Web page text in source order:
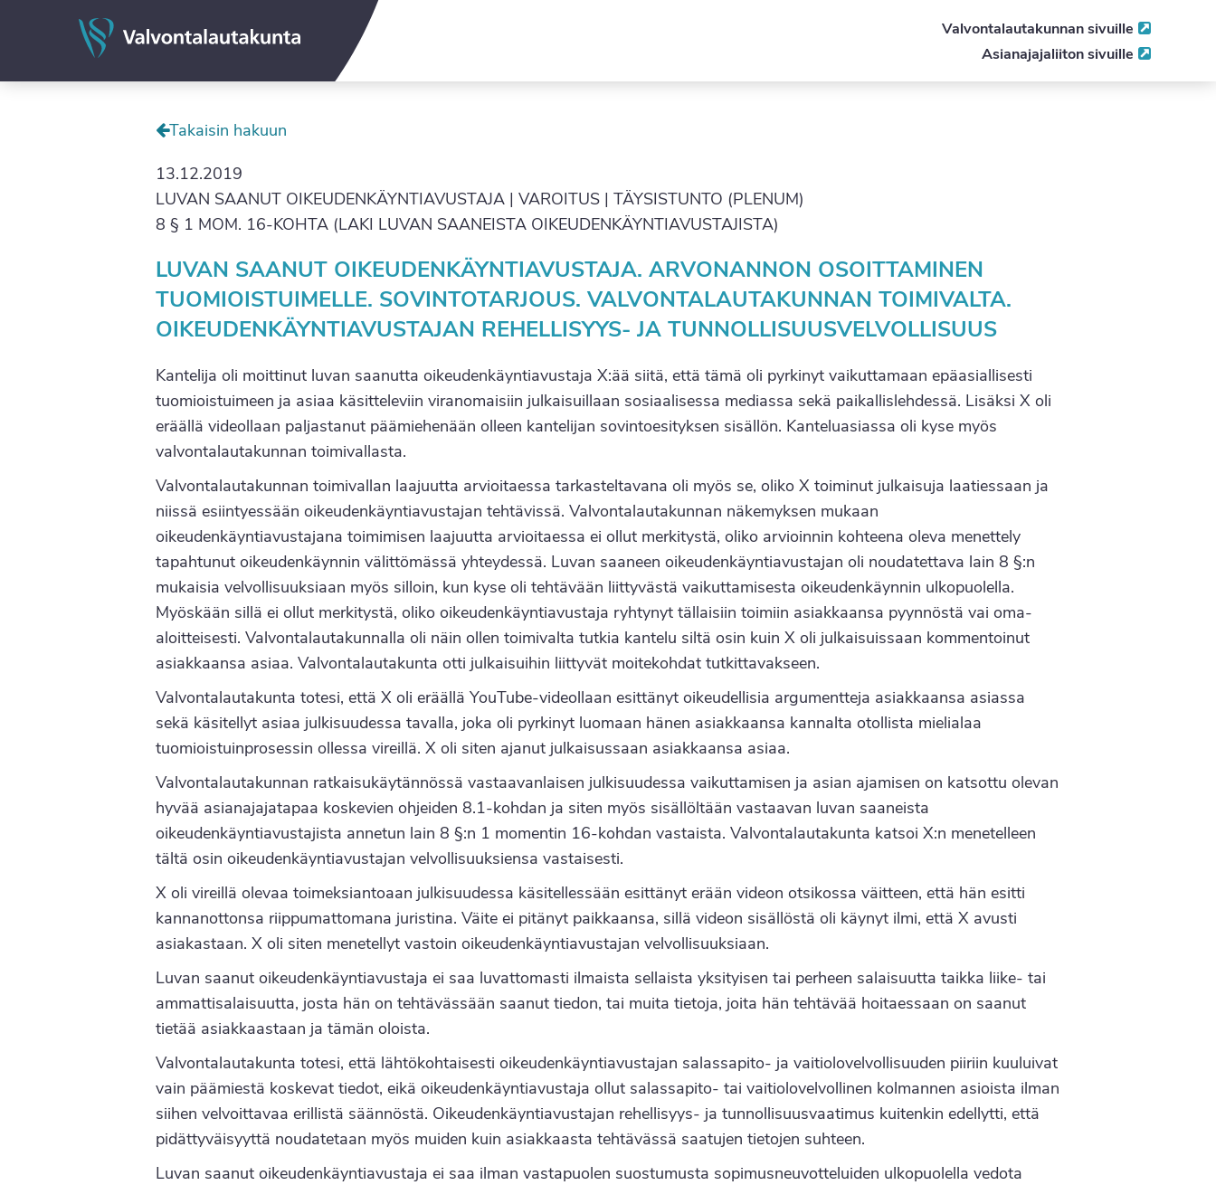
Valvontalautakunta
Valvontalautakunnan sivuille
Asianajajaliiton sivuille
Takaisin hakuun
13.12.2019
LUVAN SAANUT OIKEUDENKÄYNTIAVUSTAJA | VAROITUS | TÄYSISTUNTO (PLENUM)
8 § 1 MOM. 16-KOHTA (LAKI LUVAN SAANEISTA OIKEUDENKÄYNTIAVUSTAJISTA)
LUVAN SAANUT OIKEUDENKÄYNTIAVUSTAJA. ARVONANNON OSOITTAMINEN
TUOMIOISTUIMELLE. SOVINTOTARJOUS. VALVONTALAUTAKUNNAN TOIMIVALTA.
OIKEUDENKÄYNTIAVUSTAJAN REHELLISYYS- JA TUNNOLLISUUSVELVOLLISUUS
Kantelija oli moittinut luvan saanutta oikeudenkäyntiavustaja X:ää siitä, että tämä oli pyrkinyt vaikuttamaan epäasiallisesti
tuomioistuimeen ja asiaa käsitteleviin viranomaisiin julkaisuillaan sosiaalisessa mediassa sekä paikallislehdessä. Lisäksi X oli
eräällä videollaan paljastanut päämiehenään olleen kantelijan sovintoesityksen sisällön. Kanteluasiassa oli kyse myös
valvontalautakunnan toimivallasta.
Valvontalautakunnan toimivallan laajuutta arvioitaessa tarkasteltavana oli myös se, oliko X toiminut julkaisuja laatiessaan ja
niissä esiintyessään oikeudenkäyntiavustajan tehtävissä. Valvontalautakunnan näkemyksen mukaan
oikeudenkäyntiavustajana toimimisen laajuutta arvioitaessa ei ollut merkitystä, oliko arvioinnin kohteena oleva menettely
tapahtunut oikeudenkäynnin välittömässä yhteydessä. Luvan saaneen oikeudenkäyntiavustajan oli noudatettava lain 8 §:n
mukaisia velvollisuuksiaan myös silloin, kun kyse oli tehtävään liittyvästä vaikuttamisesta oikeudenkäynnin ulkopuolella.
Myöskään sillä ei ollut merkitystä, oliko oikeudenkäyntiavustaja ryhtynyt tällaisiin toimiin asiakkaansa pyynnöstä vai oma-
aloitteisesti. Valvontalautakunnalla oli näin ollen toimivalta tutkia kantelu siltä osin kuin X oli julkaisuissaan kommentoinut
asiakkaansa asiaa. Valvontalautakunta otti julkaisuihin liittyvät moitekohdat tutkittavakseen.
Valvontalautakunta totesi, että X oli eräällä YouTube-videollaan esittänyt oikeudellisia argumentteja asiakkaansa asiassa
sekä käsitellyt asiaa julkisuudessa tavalla, joka oli pyrkinyt luomaan hänen asiakkaansa kannalta otollista mielialaa
tuomioistuinprosessin ollessa vireillä. X oli siten ajanut julkaisussaan asiakkaansa asiaa.
Valvontalautakunnan ratkaisukäytännössä vastaavanlaisen julkisuudessa vaikuttamisen ja asian ajamisen on katsottu olevan
hyvää asianajajatapaa koskevien ohjeiden 8.1-kohdan ja siten myös sisällöltään vastaavan luvan saaneista
oikeudenkäyntiavustajista annetun lain 8 §:n 1 momentin 16-kohdan vastaista. Valvontalautakunta katsoi X:n menetelleen
tältä osin oikeudenkäyntiavustajan velvollisuuksiensa vastaisesti.
X oli vireillä olevaa toimeksiantoaan julkisuudessa käsitellessään esittänyt erään videon otsikossa väitteen, että hän esitti
kannanottonsa riippumattomana juristina. Väite ei pitänyt paikkaansa, sillä videon sisällöstä oli käynyt ilmi, että X avusti
asiakastaan. X oli siten menetellyt vastoin oikeudenkäyntiavustajan velvollisuuksiaan.
Luvan saanut oikeudenkäyntiavustaja ei saa luvattomasti ilmaista sellaista yksityisen tai perheen salaisuutta taikka liike- tai
ammattisalaisuutta, josta hän on tehtävässään saanut tiedon, tai muita tietoja, joita hän tehtävää hoitaessaan on saanut
tietää asiakkaastaan ja tämän oloista.
Valvontalautakunta totesi, että lähtökohtaisesti oikeudenkäyntiavustajan salassapito- ja vaitiolovelvollisuuden piiriin kuuluivat
vain päämiestä koskevat tiedot, eikä oikeudenkäyntiavustaja ollut salassapito- tai vaitiolovelvollinen kolmannen asioista ilman
siihen velvoittavaa erillistä säännöstä. Oikeudenkäyntiavustajan rehellisyys- ja tunnollisuusvaatimus kuitenkin edellytti, että
pidättyväisyyttä noudatetaan myös muiden kuin asiakkaasta tehtävässä saatujen tietojen suhteen.
Luvan saanut oikeudenkäyntiavustaja ei saa ilman vastapuolen suostumusta sopimusneuvotteluiden ulkopuolella vedota